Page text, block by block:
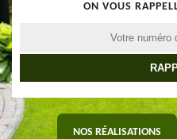
ON VOUS
NOS RÉALISATIONS